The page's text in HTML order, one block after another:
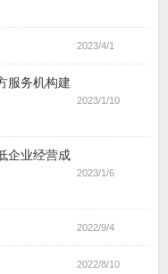
2023/4/1
服务机构建
2023/1/10
企业经营成
2023/1/6
2022/9/4
2022/8/10